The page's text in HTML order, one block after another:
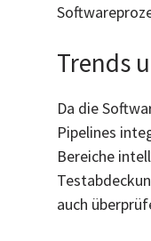
Trends
Da die
Pipelines
Bereiche
auch